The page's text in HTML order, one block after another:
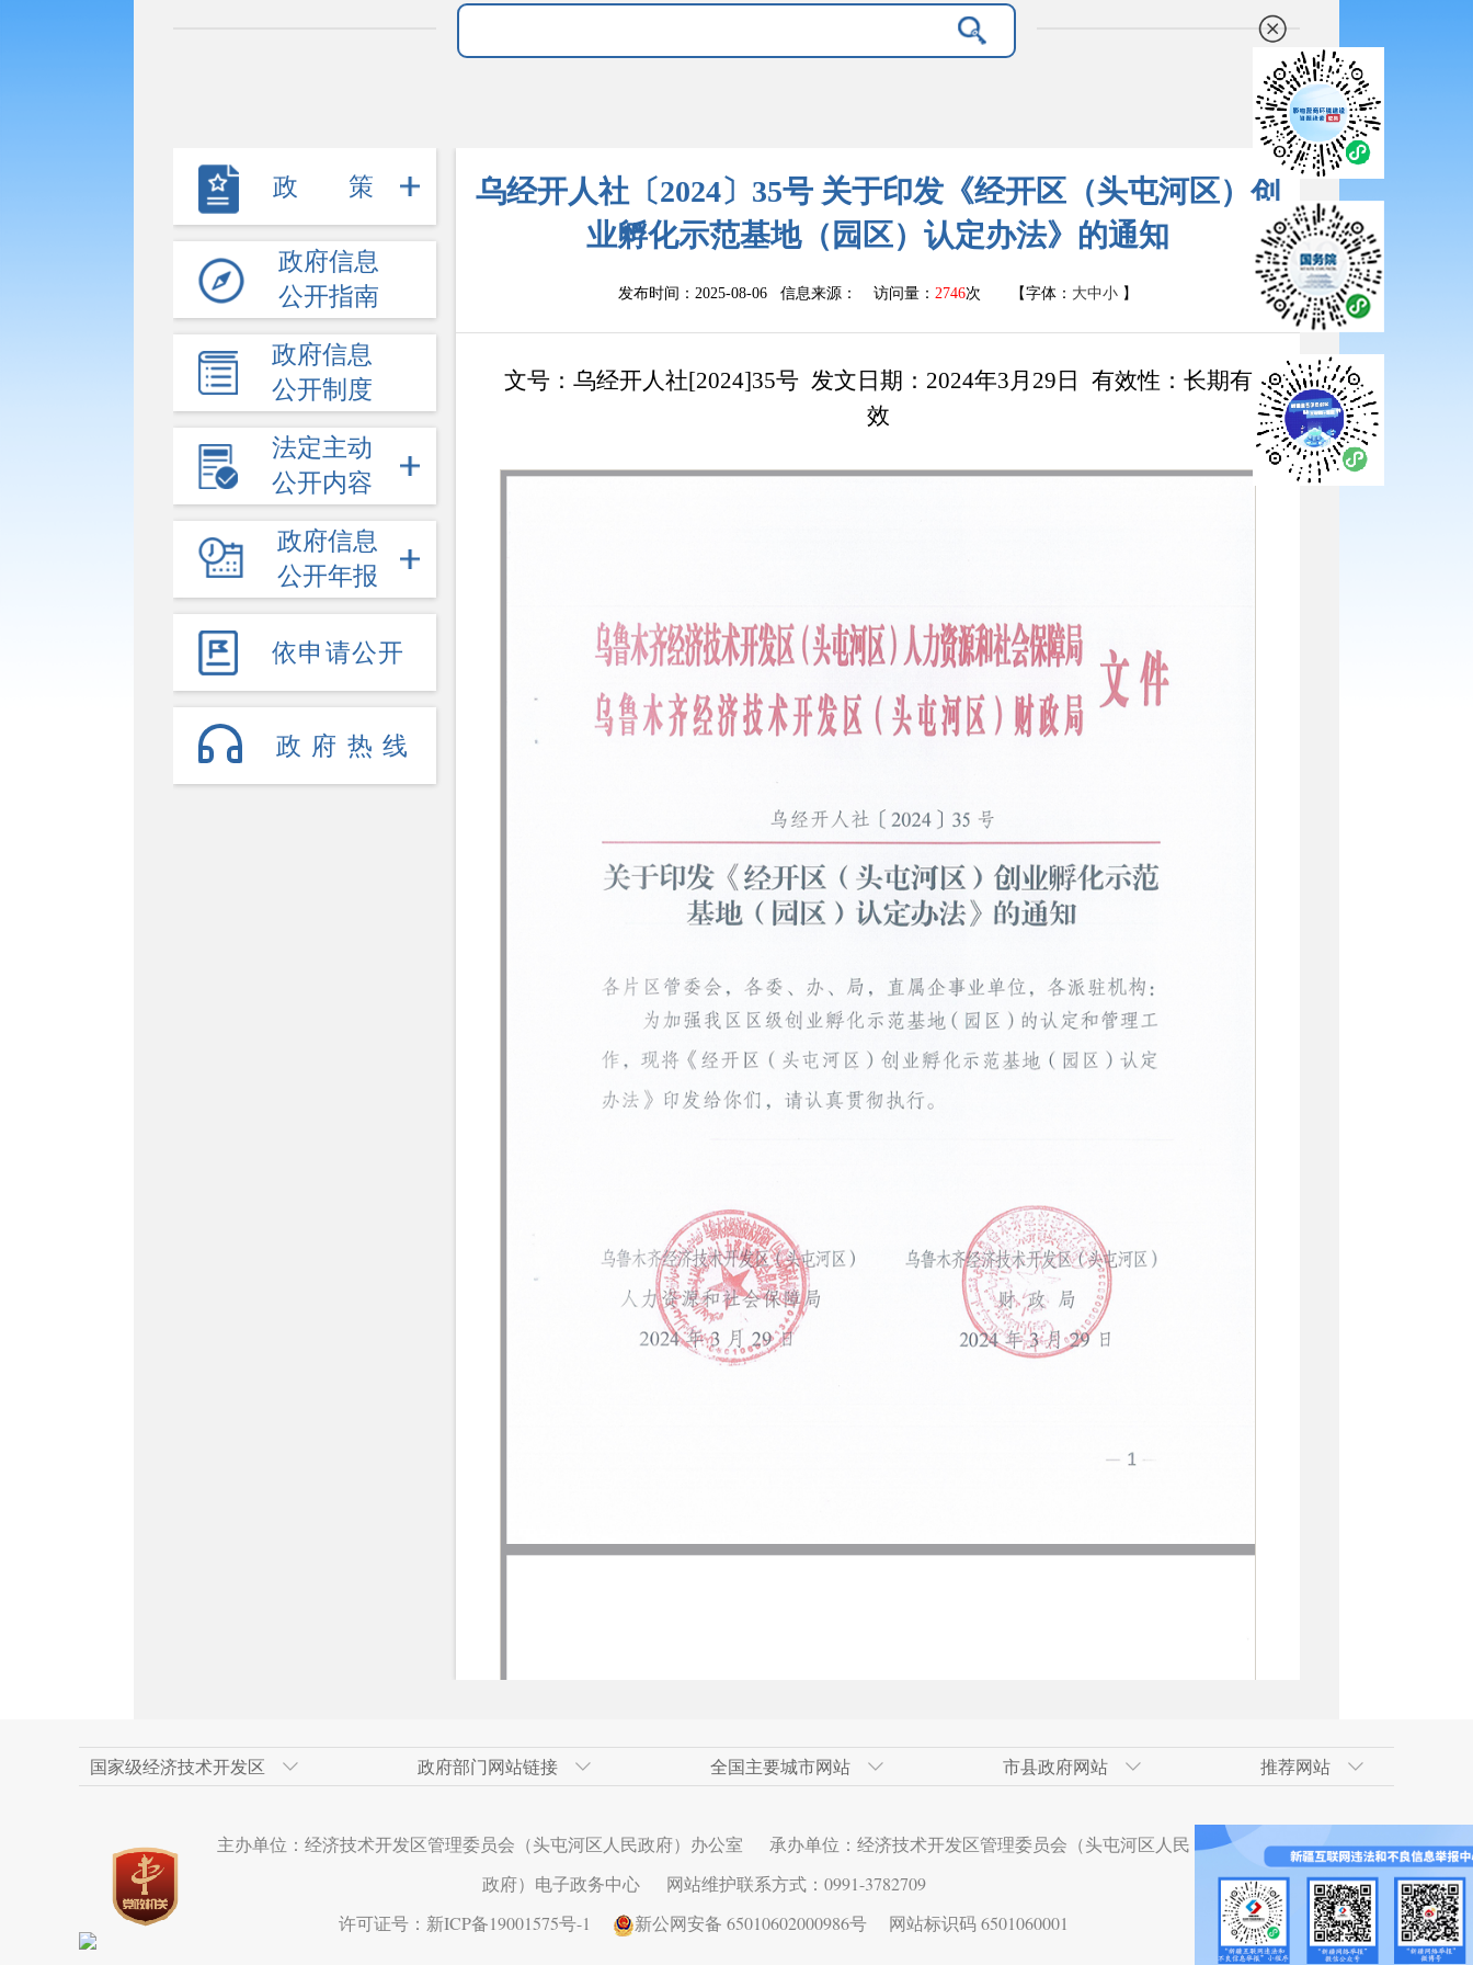
政策
政府信息
公开指南
政府信息
公开制度
法定主动
公开内容
政府信息
公开年报
依申请公开
政府热线
乌经开人社〔2024〕35号 关于印发《经开区（头屯河区）创
业孵化示范基地（园区）认定办法》的通知
发布时间：2025-08-06 信息来源： 访问量： 2746次 【字体： 大中小 】
文号：乌经开人社[2024]35号发文日期：2024年3月29日
有效性：长期有
效
国家级经济技术开发区 政府部门网站链接 全国主要城市网站 市县政府网站 推荐网站
合肥经济技术开发区
长沙经济技术开发区
呼和浩特经济技术开发区 西安经济技术开发区 昆明经济技术开发区
贵阳经济技术开发区
苏州工业园区
海南洋浦经济开发区 秦皇岛经济技术开发区 连云港经济技术开发区
湛江经济技术开发区
温州经济技术开发区
营口经济技术开发区 武汉经济技术开发区 芜湖经济技术开发区 大亚湾经济技术开发区
吐鲁番地区政府网
克拉玛依市政府网
南京市
成都市
西安市 长春市 济南市
杭州市
宁波市
深圳市
区）
天山区
沙依巴克区
水磨沟区
乌鲁木齐县
主办单位：经济技术开发区管理委员会（头屯河区人民政府）办公室
承办单位：经济技术开发区管理委员会（头屯河区人民
政府）电子政务中心
网站维护联系方式：0991-3782709
许可证号：新ICP备19001575号-1
新公网安备 65010602000986号 网站标识码 6501060001